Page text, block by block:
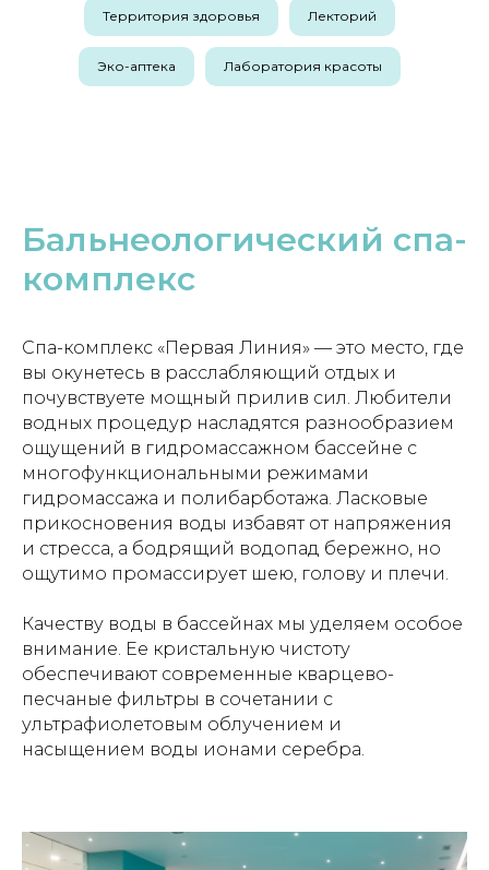
Территория здоровья Лекторий
Эко-аптека Лаборатория красоты
Бальнеологический спа-
комплекс
Спа-комплекс «Первая Линия» — это место, где
вы окунетесь в расслабляющий отдых и
почувствуете мощный прилив сил. Любители
водных процедур насладятся разнообразием
ощущений в гидромассажном бассейне с
многофункциональными режимами
гидромассажа и полибарботажа. Ласковые
прикосновения воды избавят от напряжения
и стресса, а бодрящий водопад бережно, но
ощутимо промассирует шею, голову и плечи.
Качеству воды в бассейнах мы уделяем особое
внимание. Ее кристальную чистоту
обеспечивают современные кварцево-
песчаные фильтры в сочетании с
ультрафиолетовым облучением и
насыщением воды ионами серебра.